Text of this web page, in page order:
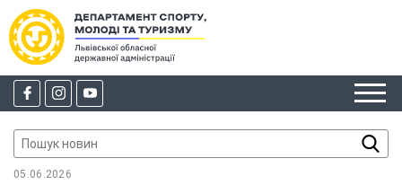
05.06.2026